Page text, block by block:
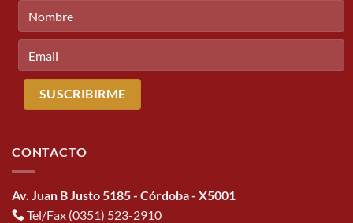
CONTACTO
Av. Juan B Justo 5185 - Córdoba - X5001
Tel/Fax (0351) 523-2910